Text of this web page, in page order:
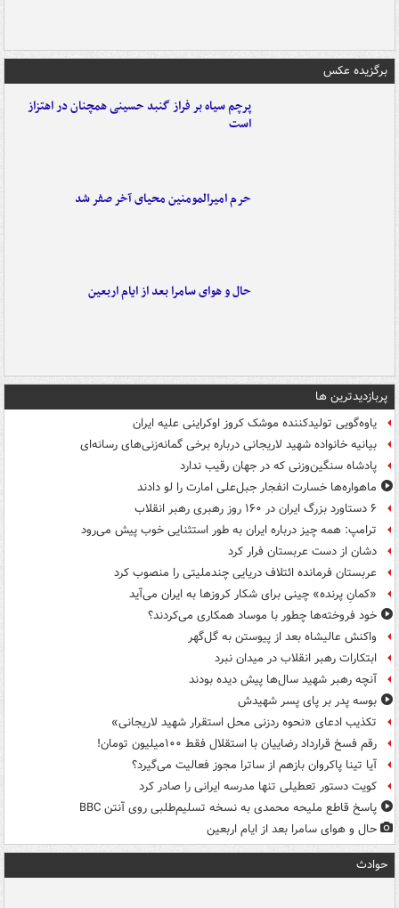
برگزیده عکس
پرچم سیاه بر فراز گنبد حسینی همچنان در اهتزاز
است
حرم امیرالمومنین محیای آخر صفر شد
حال و هوای سامرا بعد از ایام اربعین
پربازدیدترین ها
یاوه‌گویی تولیدکننده موشک کروز اوکراینی علیه ایران
بیانیه خانواده شهید لاریجانی درباره برخی گمانه‌زنی‌های رسانه‌ای
پادشاه سنگین‌وزنی که در جهان رقیب ندارد
ماهواره‌ها خسارت انفجار جبل‌علی امارت را لو دادند
۶ دستاورد بزرگ ایران در ۱۶۰ روز رهبری رهبر انقلاب
ترامپ: همه چیز درباره ایران به طور استثنایی خوب پیش می‌رود
دشان از دست عربستان فرار کرد
عربستان فرمانده ائتلاف دریایی چندملیتی را منصوب کرد
«کمانِ پرنده» چینی برای شکار کروزها به ایران می‌آید
خود فروخته‌ها چطور با موساد همکاری می‌کردند؟
واکنش عالیشاه بعد از پیوستن به گل‌گهر
ابتکارات رهبر انقلاب در میدان نبرد
آنچه رهبر شهید سال‌ها پیش دیده بودند
بوسه‌ پدر بر پای پسر شهیدش
تکذیب ادعای «نحوه ردزنی محل استقرار شهید لاریجانی»
رقم فسخ قرارداد رضاییان با استقلال فقط ۱۰۰میلیون تومان!
آیا تینا پاکروان بازهم از ساترا مجوز فعالیت می‌گیرد؟
کویت دستور تعطیلی تنها مدرسه ایرانی را صادر کرد
پاسخ قاطع ملیحه محمدی به نسخه تسلیم‌طلبی روی آنتن BBC
حال و هوای سامرا بعد از ایام اربعین
حوادث